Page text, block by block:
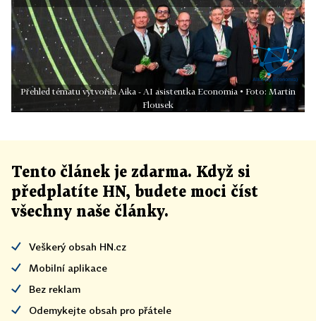
Přehled tématu vytvořila Aika - AI asistentka Economia • Foto: Martin
Flousek
Tento článek je zdarma. Když si
předplatíte HN, budete moci číst
všechny naše články.
Veškerý obsah HN.cz
Mobilní aplikace
Bez reklam
Odemykejte obsah pro přátele